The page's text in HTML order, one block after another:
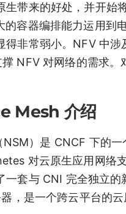
生带来的好处，并开始
容器编排能力运用到
得非常弱小。NFV 中
NFV 对网络的需求
Mesh 介绍
）是 CNCF 下的
对云原生应用网
一套与 CNI 完全独立
，是一个跨云平台的云